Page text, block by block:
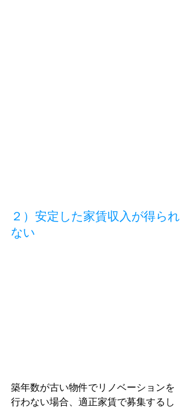
２）安定した家賃収入が得られ
ない
築年数が古い物件でリノベーションを
行わない場合、適正家賃で募集するし